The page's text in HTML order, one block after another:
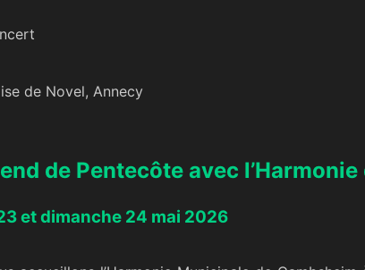
de Novel, Annecy
de Pentecôte avec
et dimanche 24 mai 2026